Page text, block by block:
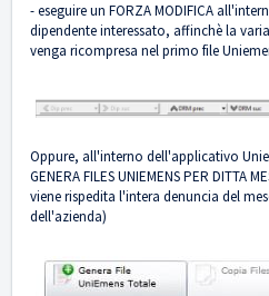
- eseguire un FORZA MODIFICA
dipendente interessato, affinchè la
venga ricompresa nel primo file
Oppure, all'interno dell'applicativo
GENERA FILES UNIEMENS PER DITTA
viene rispedita l'intera denuncia del
dell'azienda)